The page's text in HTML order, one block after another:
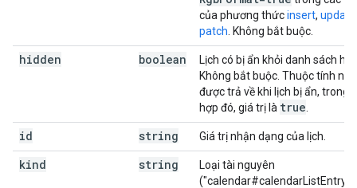
của phương thứcinsert, update
patch . Không bắt buộc.
hidden boolean
Lịch có bị ẩn khỏi danh sách
Không bắt buộc. Thuộc tính
được trả về khi lịch bị ẩn, trong
hợp đó, giá trị là true
id string Giá trị nhận dạng của lịch.
kind string
Loại tài nguyên
("calendar#calendarListEntry").